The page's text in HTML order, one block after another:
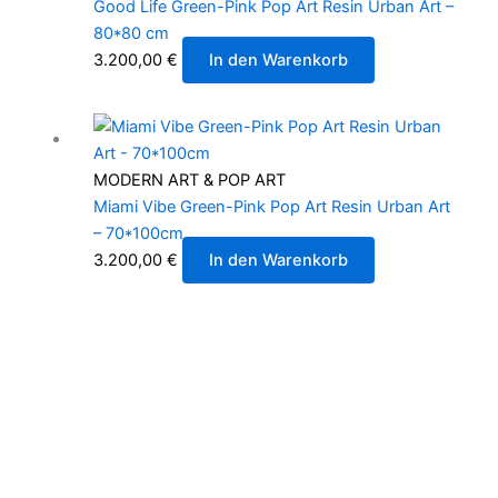
Good Life Green-Pink Pop Art Resin Urban Art –
80*80 cm
3.200,00 € In den Warenkorb
MODERN ART & POP ART
Miami Vibe Green-Pink Pop Art Resin Urban Art
– 70*100cm
3.200,00 € In den Warenkorb